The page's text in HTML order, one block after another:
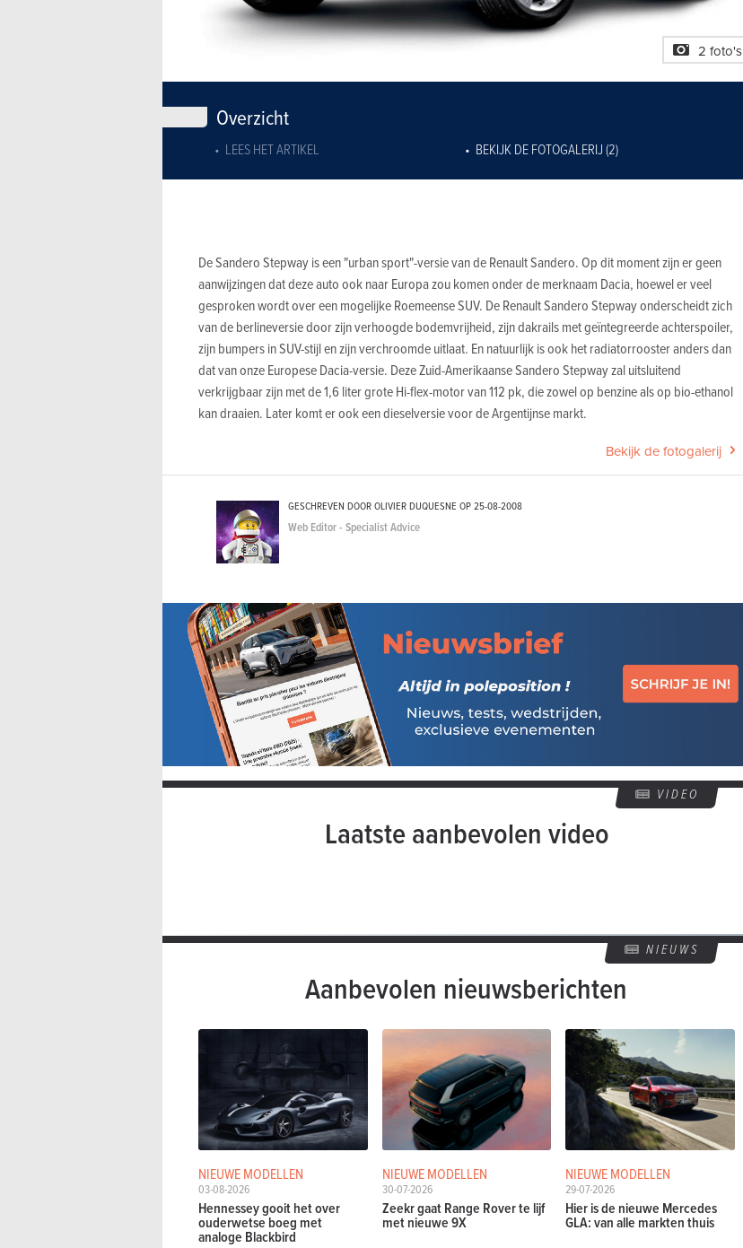
2 foto's
Overzicht
LEES HET ARTIKEL BEKIJK DE FOTOGALERIJ (2)
De Sandero Stepway is een "urban sport"-versie van de Renault Sandero. Op dit moment zijn er geen
aanwijzingen dat deze auto ook naar Europa zou komen onder de merknaam Dacia, hoewel er veel
gesproken wordt over een mogelijke Roemeense SUV. De Renault Sandero Stepway onderscheidt zich
van de berlineversie door zijn verhoogde bodemvrijheid, zijn dakrails met geïntegreerde achterspoiler,
zijn bumpers in SUV-stijl en zijn verchroomde uitlaat. En natuurlijk is ook het radiatorrooster anders dan
dat van onze Europese Dacia-versie. Deze Zuid-Amerikaanse Sandero Stepway zal uitsluitend
verkrijgbaar zijn met de 1,6 liter grote Hi-flex-motor van 112 pk, die zowel op benzine als op bio-ethanol
kan draaien. Later komt er ook een dieselversie voor de Argentijnse markt.
Bekijk de fotogalerij
GESCHREVEN DOOR OLIVIER DUQUESNE OP25-08-2008
Web Editor - Specialist Advice
VIDEO
Laatste aanbevolen video
NIEUWS
Aanbevolen nieuwsberichten
NIEUWE MODELLEN
03-08-2026
Hennessey gooit het over
ouderwetse boeg met
analoge Blackbird
NIEUWE MODELLEN
30-07-2026
Zeekr gaat Range Rover te lijf
met nieuwe 9X
NIEUWE MODELLEN
29-07-2026
Hier is de nieuwe Mercedes
GLA: van alle markten thuis